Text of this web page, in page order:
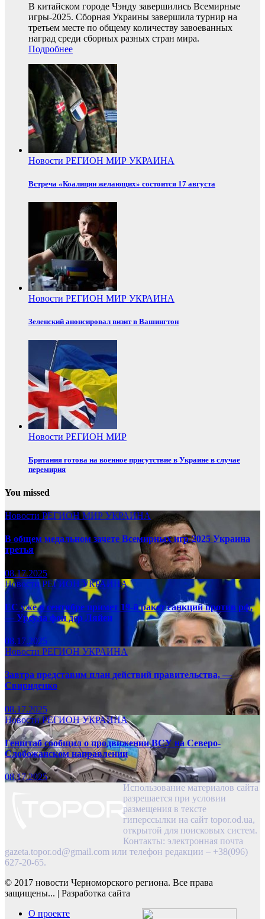
В китайском городе Чэнду завершились Всемирные
игры-2025. Сборная Украины завершила турнир на
третьем месте по общему количеству завоеванных
наград среди сборных разных стран мира.
Подробнее
Новости РЕГИОН МИР УКРАИНА
Встреча «Коалиции желающих» состоится 17 августа
Новости РЕГИОН МИР УКРАИНА
Зеленский анонсировал визит в Вашингтон
Новости РЕГИОН МИР
Британия готова на военное присутствие в Украине в случае
перемирия
You missed
Новости РЕГИОНМИР УКРАИНА
В общем медальном зачете Всемирных игр-2025 Украина
третья
08.17.2025
НовостиРЕГИОНУКРАИНА
ЕС уже в сентябре примет 19-й ракет санкций против рф,
— Урсула фон дер Ляйен
08.17.2025
Новости РЕГИОН УКРАИНА
Завтра представим план действий правительства, —
Свириденко
08.17.2025
НовостиРЕГИОНУКРАИНА
Генштаб сообщил о продвижении ВСУ на Северо-
Слобожанском направлении
08.17.2025
Использование материалов сайта
разрешается при условии
размещения в тексте
гиперссылки на сайт topor.od.ua,
открытой для поисковых систем.
Контакты: электронная почта
gazeta.topor.od@gmail.com или телефон редакции – +38(096)
627-20-65.
© 2017 новости Черноморского региона. Все права
защищены... | Разработка сайта
О проекте